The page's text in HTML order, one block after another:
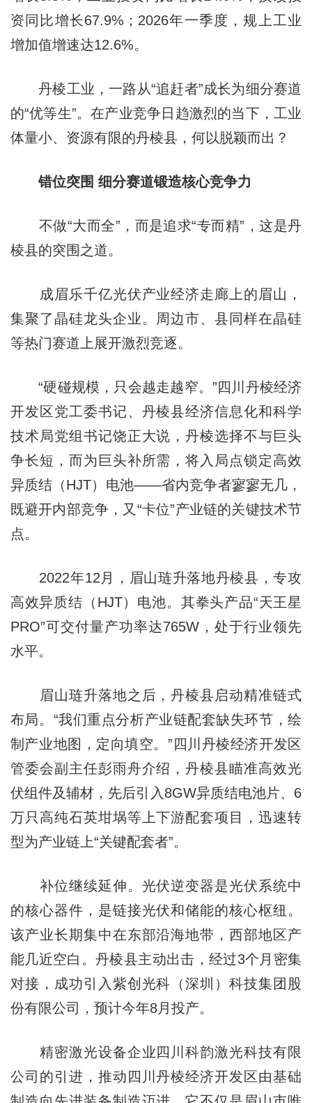
资同比增长67.9%；2026年一季度，规上工业
增加值增速达12.6%。
丹棱工业，一路从“追赶者”成长为细分赛道
的“优等生”。在产业竞争日趋激烈的当下，工业
体量小、资源有限的丹棱县，何以脱颖而出？
错位突围 细分赛道锻造核心竞争力
不做“大而全”，而是追求“专而精”，这是丹
棱县的突围之道。
成眉乐千亿光伏产业经济走廊上的眉山，
集聚了晶硅龙头企业。周边市、县同样在晶硅
等热门赛道上展开激烈竞逐。
“硬碰规模，只会越走越窄。”四川丹棱经济
开发区党工委书记、丹棱县经济信息化和科学
技术局党组书记饶正大说，丹棱选择不与巨头
争长短，而为巨头补所需，将入局点锁定高效
异质结（HJT）电池——省内竞争者寥寥无几，
既避开内部竞争，又“卡位”产业链的关键技术节
点。
2022年12月，眉山琏升落地丹棱县，专攻
高效异质结（HJT）电池。其拳头产品“天王星
PRO”可交付量产功率达765W，处于行业领先
水平。
眉山琏升落地之后，丹棱县启动精准链式
布局。“我们重点分析产业链配套缺失环节，绘
制产业地图，定向填空。”四川丹棱经济开发区
管委会副主任彭雨舟介绍，丹棱县瞄准高效光
伏组件及辅材，先后引入8GW异质结电池片、6
万只高纯石英坩埚等上下游配套项目，迅速转
型为产业链上“关键配套者”。
补位继续延伸。光伏逆变器是光伏系统中
的核心器件，是链接光伏和储能的核心枢纽。
该产业长期集中在东部沿海地带，西部地区产
能几近空白。丹棱县主动出击，经过3个月密集
对接，成功引入紫创光科（深圳）科技集团股
份有限公司，预计今年8月投产。
精密激光设备企业四川科韵激光科技有限
公司的引进，推动四川丹棱经济开发区由基础